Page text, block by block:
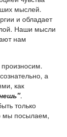
мыслей.
и обладает
Наши мысли
нам
а
как
.
только
мы посылаем,